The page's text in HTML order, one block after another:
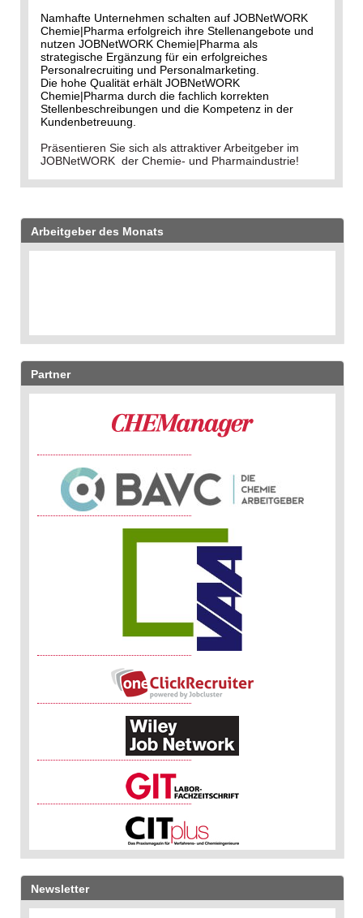
Namhafte Unternehmen schalten auf JOBNetWORK
Chemie|Pharma erfolgreich ihre Stellenangebote und
nutzen JOBNetWORK Chemie|Pharma als
strategische Ergänzung für ein erfolgreiches
Personalrecruiting und Personalmarketing.
Die hohe Qualität erhält JOBNetWORK
Chemie|Pharma durch die fachlich korrekten
Stellenbeschreibungen und die Kompetenz in der
Kundenbetreuung.
Präsentieren Sie sich als attraktiver Arbeitgeber im
JOBNetWORK der Chemie- und Pharmaindustrie!
Arbeitgeber des Monats
Partner
Newsletter